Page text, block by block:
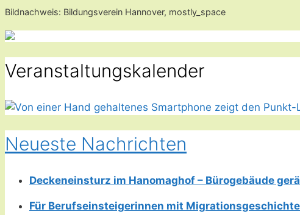
Bildnachweis: Bildungsverein Hannover, mostly_space
Veranstaltungskalender
Neueste Nachrichten
Deckeneinsturz im Hanomaghof – Bürogebäude
Für Berufseinsteigerinnen mit Migrationsgeschichte